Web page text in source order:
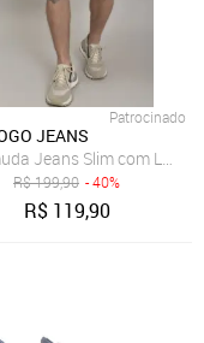
Marinho
Patrocinado
JEANS
Jeans Slim com
R$199,90 - 40%
R$ 119,90